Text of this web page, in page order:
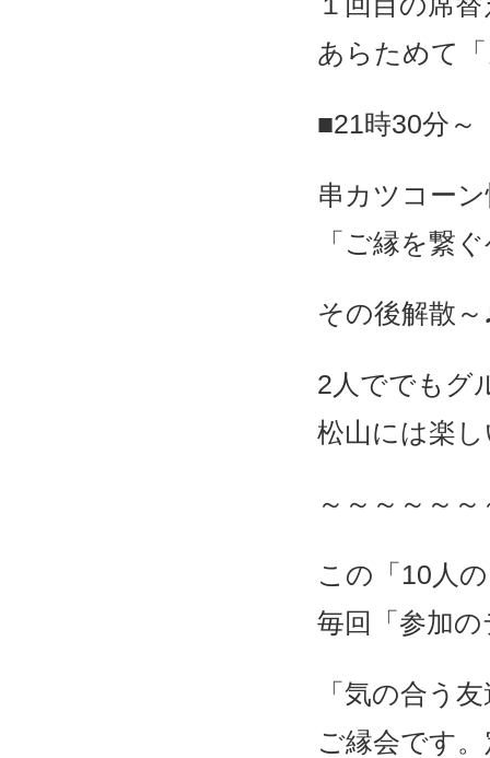
あらためて
■21時30分～
串カツコー
「ご縁を繋
その後解散
2人ででもグ
松山には楽
～～～～～
この「10人
毎回「参加
「気の合う
ご縁会です